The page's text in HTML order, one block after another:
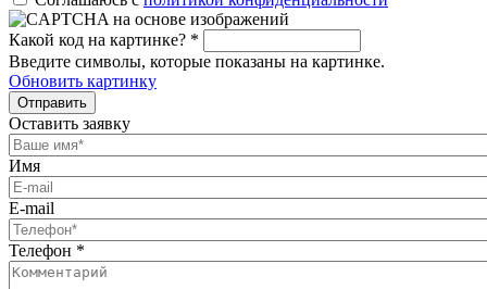
Какой код на картинке? *
Введите символы, которые показаны на картинке.
Обновить картинку
Отправить
Оставить заявку
Имя
E-mail
Телефон *